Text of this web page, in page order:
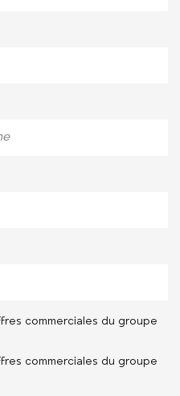
commerciales du groupe
commerciales du groupe